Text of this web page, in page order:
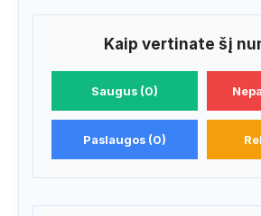
Kaip vertinate šį
Saugus (0)
Paslaugos (0)